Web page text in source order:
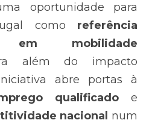
oportunidade para
como referência
em mobilidade
além do impacto
qualificado e
nacional num